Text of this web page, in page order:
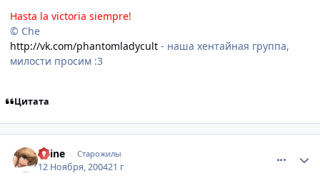
Hasta la victoria siempre!
© Che
http://vk.com/phantomladycult - наша хентайная группа,
милости просим :3
Цитата
Shine Старожилы
12 Ноября, 200421 г